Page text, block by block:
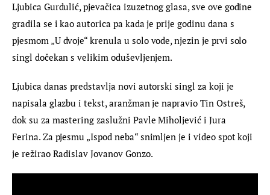
Ljubica Gurdulić, pjevačica izuzetnog glasa, sve ove godine
gradila se i kao autorica pa kada je prije godinu dana s
pjesmom „U dvoje“ krenula u solo vode, njezin je prvi solo
singl dočekan s velikim oduševljenjem.
Ljubica danas predstavlja novi autorski singl za koji je
napisala glazbu i tekst, aranžman je napravio Tin Ostreš,
dok su za mastering zaslužni Pavle Miholjević i Jura
Ferina. Za pjesmu „Ispod neba“ snimljen je i video spot koji
je režirao Radislav Jovanov Gonzo.